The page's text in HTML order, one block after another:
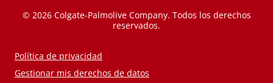
© 2026 Colgate-Palmolive Company. Todos los derechos
reservados.
Política de privacidad
Gestionar mis derechos de datos